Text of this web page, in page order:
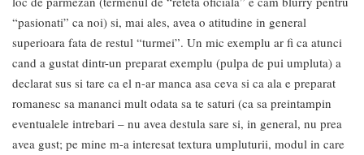
“pasionati” ca noi) si, mai ales, avea o atitudine in general
superioara fata de restul “turmei”. Un mic exemplu ar fi ca atunci
cand a gustat dintr-un preparat exemplu (pulpa de pui umpluta) a
declarat sus si tare ca el n-ar manca asa ceva si ca ala e preparat
romanesc sa mananci mult odata sa te saturi (ca sa preintampin
eventualele intrebari – nu avea destula sare si, in general, nu prea
avea gust; pe mine m-a interesat textura umpluturii, modul in care